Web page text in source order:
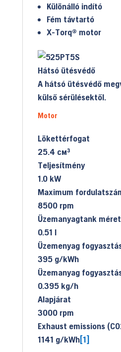
Különálló indító
Fém távtartó
X-Torq® motor
Hátsó ütésvédő
A hátsó ütésvédő
külső sérülésektől.
Motor
Lökettérfogat
25.4 см³
Teljesítmény
1.0 kW
Maximum
8500 rpm
Üzemanyagtank méret
0.51 l
Üzemenyag
395 g/kWh
Üzemanyag
0.395 kg/h
Alapjárat
3000 rpm
Exhaust emissions
1141 g/kWh[1]